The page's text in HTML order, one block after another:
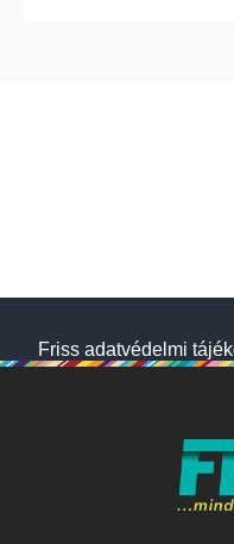
Friss adatvédelmi
használunk a jobb
NetSolution Média Zrt.
napjától hatályos